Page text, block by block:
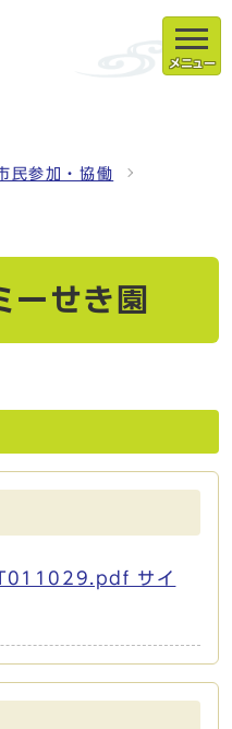
メニュー
民参加・協働
ーせき園
サイ